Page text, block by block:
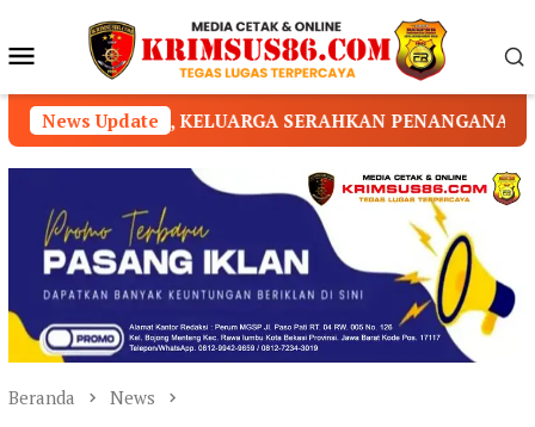
konten Menu
Mobile
News Update
SERAHKAN PENANGANAN KEPADA PIHAK YAYASAN
Beranda News